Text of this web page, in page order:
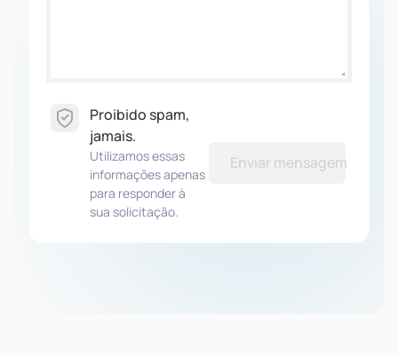
Proibido spam,
jamais.
Utilizamos essas
informações apenas
para responder à
sua solicitação.
Enviar mensagem